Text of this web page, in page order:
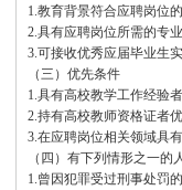
1.教育背景符合应聘岗位
2.具有应聘岗位所需的专
3.可接收优秀应届毕业生实
（三）优先条件
1.具有高校教学工作经验
2.持有高校教师资格证者
3.在应聘岗位相关领域具
（四）有下列情形之一的
1.曾因犯罪受过刑事处罚